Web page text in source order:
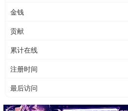
金钱
贡献
累计在线
注册时间
最后访问